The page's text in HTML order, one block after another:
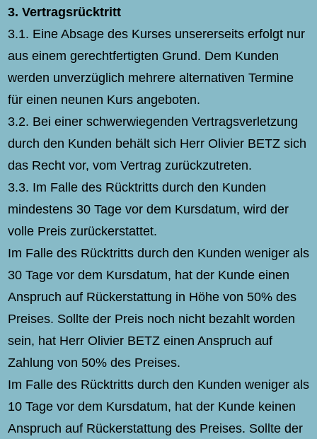
3. Vertragsrücktritt
3.1. Eine Absage des Kurses unsererseits erfolgt nur
aus einem gerechtfertigten Grund. Dem Kunden
werden unverzüglich mehrere alternativen Termine
für einen neunen Kurs angeboten.
3.2. Bei einer schwerwiegenden Vertragsverletzung
durch den Kunden behält sich Herr Olivier BETZ sich
das Recht vor, vom Vertrag zurückzutreten.
3.3. Im Falle des Rücktritts durch den Kunden
mindestens 30 Tage vor dem Kursdatum, wird der
volle Preis zurückerstattet.
Im Falle des Rücktritts durch den Kunden weniger als
30 Tage vor dem Kursdatum, hat der Kunde einen
Anspruch auf Rückerstattung in Höhe von 50% des
Preises. Sollte der Preis noch nicht bezahlt worden
sein, hat Herr Olivier BETZ einen Anspruch auf
Zahlung von 50% des Preises.
Im Falle des Rücktritts durch den Kunden weniger als
10 Tage vor dem Kursdatum, hat der Kunde keinen
Anspruch auf Rückerstattung des Preises. Sollte der